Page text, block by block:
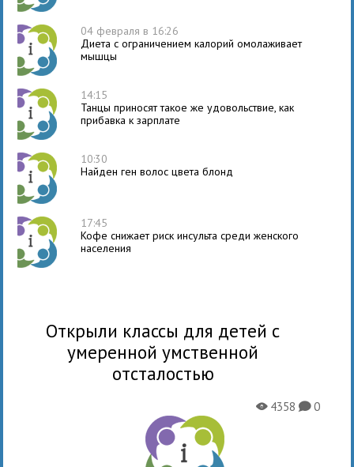
04 февраля в 16:26
Диета с ограничением калорий омолаживает
мышцы
14:15
Танцы приносят такое же удовольствие, как
прибавка к зарплате
10:30
Найден ген волос цвета блонд
17:45
Кофе снижает риск инсульта среди женского
населения
Открыли классы для детей с
умеренной умственной
отсталостью
X4358K0